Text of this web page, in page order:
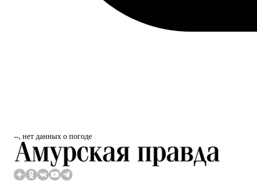
‐‐, нет данных о погоде